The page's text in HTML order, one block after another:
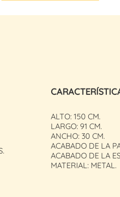
ALTO: 150 CM.
LARGO: 91 CM.
ANCHO: 30 CM.
ACABADO DE LA
ACABADO DE LA
MATERIAL: METAL.